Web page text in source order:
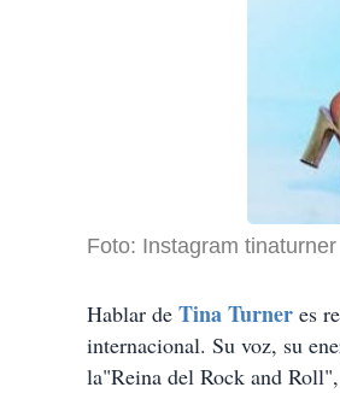
Foto: Instagram tinaturner
Hablar de Tina Turner es
internacional. Su voz, su
la"Reina del Rock and